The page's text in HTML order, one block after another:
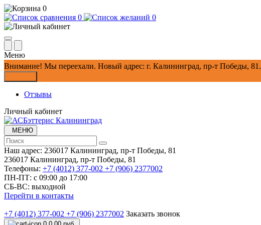
0
0
0
Меню
Внимание! Мы переехали. Новый адрес: г. Калининград, пр-т Победы, 81.
Отзывы
Личный кабинет
МЕНЮ
Наш адрес: 236017 Калининград,​ пр-т Победы, 81
236017 Калининград,​ пр-т Победы, 81
Телефоны: +7 (4012) 377-002 +7 (906) 2377002
ПН-ПТ: с 09:00 до 17:00
СБ-ВС: выходной
Перейти в контакты
+7 (4012) 377-002 +7 (906) 2377002 Заказать звонок